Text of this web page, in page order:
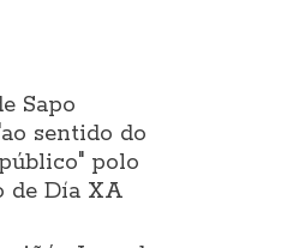
Sapo
sentido do
polo
de Día XA